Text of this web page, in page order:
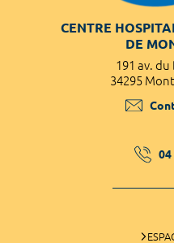
CENTRE
DE
191 av.
34295
04